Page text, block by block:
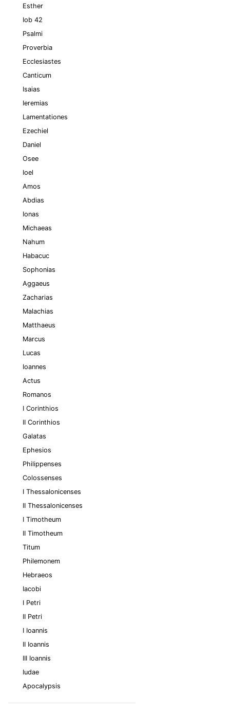
Esther
Iob 42
Psalmi
Proverbia
Ecclesiastes
Canticum
Isaias
Ieremias
Lamentationes
Ezechiel
Daniel
Osee
Ioel
Amos
Abdias
Ionas
Michaeas
Nahum
Habacuc
Sophonias
Aggaeus
Zacharias
Malachias
Matthaeus
Marcus
Lucas
Ioannes
Actus
Romanos
I Corinthios
II Corinthios
Galatas
Ephesios
Philippenses
Colossenses
I Thessalonicenses
II Thessalonicenses
I Timotheum
II Timotheum
Titum
Philemonem
Hebraeos
Iacobi
I Petri
II Petri
I Ioannis
II Ioannis
III Ioannis
Iudae
Apocalypsis